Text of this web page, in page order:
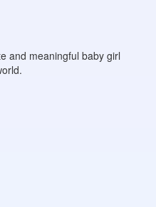
and meaningful baby girl